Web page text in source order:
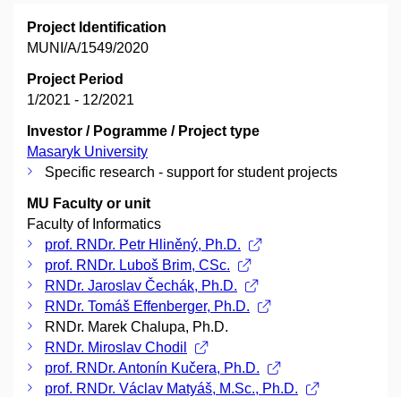
Project Identification
MUNI/A/1549/2020
Project Period
1/2021 - 12/2021
Investor / Pogramme / Project type
Masaryk University
Specific research - support for student projects
MU Faculty or unit
Faculty of Informatics
prof. RNDr. Petr Hliněný, Ph.D.
prof. RNDr. Luboš Brim, CSc.
RNDr. Jaroslav Čechák, Ph.D.
RNDr. Tomáš Effenberger, Ph.D.
RNDr. Marek Chalupa, Ph.D.
RNDr. Miroslav Chodil
prof. RNDr. Antonín Kučera, Ph.D.
prof. RNDr. Václav Matyáš, M.Sc., Ph.D.